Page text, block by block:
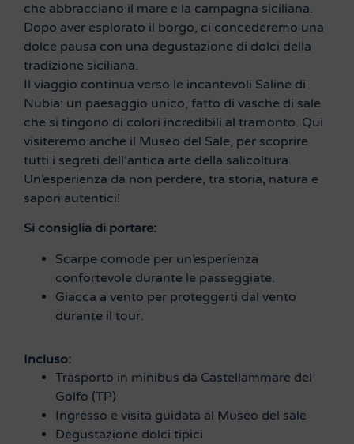
che abbracciano il mare e la campagna siciliana.
Dopo aver esplorato il borgo, ci concederemo una
dolce pausa con una degustazione di dolci della
tradizione siciliana.
Il viaggio continua verso le incantevoli Saline di
Nubia: un paesaggio unico, fatto di vasche di sale
che si tingono di colori incredibili al tramonto. Qui
visiteremo anche il Museo del Sale, per scoprire
tutti i segreti dell’antica arte della salicoltura.
Un’esperienza da non perdere, tra storia, natura e
sapori autentici!
Si consiglia di portare:
Scarpe comode per un’esperienza
confortevole durante le passeggiate.
Giacca a vento per proteggerti dal vento
durante il tour.
Incluso:
Trasporto in minibus da Castellammare del
Golfo (TP)
Ingresso e visita guidata al Museo del sale
Degustazione dolci tipici